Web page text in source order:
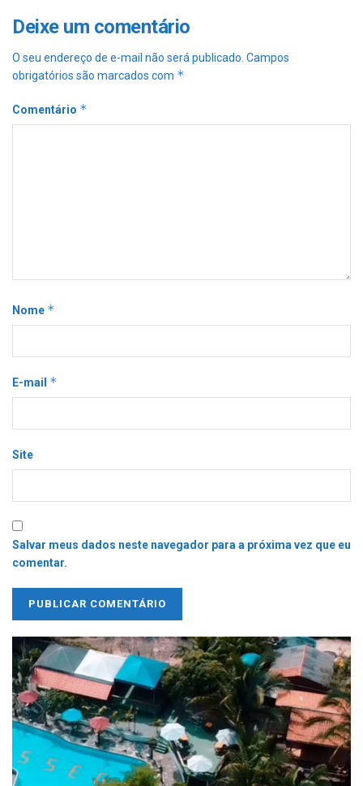
Deixe um comentário
O seu endereço de e-mail não será publicado. Campos
obrigatórios são marcados com *
Comentário *
Nome *
E-mail *
Site
Salvar meus dados neste navegador para a próxima vez que eu
comentar.
Tocador
de
vídeo